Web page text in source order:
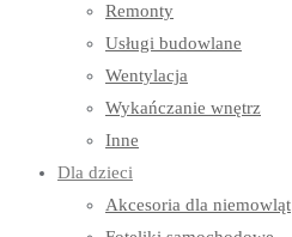
Remonty
Usługi budowlane
Wentylacja
Wykańczanie wnętrz
Inne
Dla dzieci
Akcesoria dla niemowląt